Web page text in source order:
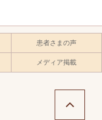
患者さまの声
メディア掲載